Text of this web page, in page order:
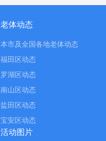
老体动态
本市及全国各地老体动态
福田区动态
罗湖区动态
南山区动态
盐田区动态
宝安区动态
活动图片